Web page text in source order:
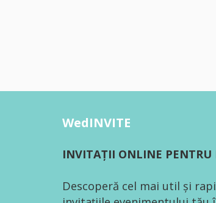
WedINVITE
INVITAȚII ONLINE PENTRU
Descoperă cel mai util și